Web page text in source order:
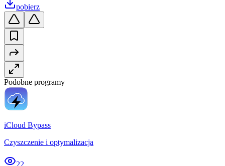
pobierz
Podobne programy
iCloud Bypass
Czyszczenie i optymalizacja